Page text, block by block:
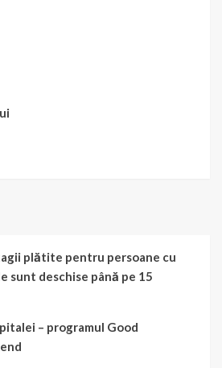
plătite pentru persoane cu
sunt deschise până pe 15
– programul Good